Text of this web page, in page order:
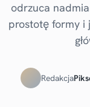
odrzuca
prostotę formy i
Redakcja